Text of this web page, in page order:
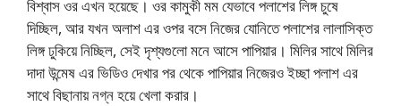
বিশ্বাস ওর এখন হয়েছে। ওর কামুকী মম যেভাবে পলাশের লিঙ্গ চুষে
দিচ্ছিল, আর যখন অলাশ এর ওপর বসে নিজের যোনিতে পলাশের লালাসিক্ত
লিঙ্গ ঢুকিয়ে নিচ্ছিল, সেই দৃশ্যগুলো মনে আসে পাপিয়ার। মিলির সাথে মিলির
দাদা উন্মেষ এর ভিডিও দেখার পর থেকে পাপিয়ার নিজেরও ইচ্ছা পলাশ এর
সাথে বিছানায় নগ্ন হয়ে খেলা করার।